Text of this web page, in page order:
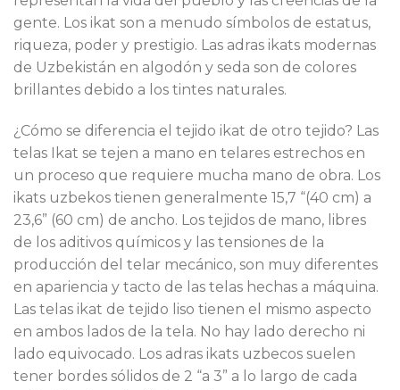
gente. Los ikat son a menudo símbolos de estatus,
riqueza, poder y prestigio. Las adras ikats modernas
de Uzbekistán en algodón y seda son de colores
brillantes debido a los tintes naturales.
¿Cómo se diferencia el tejido ikat de otro tejido? Las
telas Ikat se tejen a mano en telares estrechos en
un proceso que requiere mucha mano de obra. Los
ikats uzbekos tienen generalmente 15,7 “(40 cm) a
23,6” (60 cm) de ancho. Los tejidos de mano, libres
de los aditivos químicos y las tensiones de la
producción del telar mecánico, son muy diferentes
en apariencia y tacto de las telas hechas a máquina.
Las telas ikat de tejido liso tienen el mismo aspecto
en ambos lados de la tela. No hay lado derecho ni
lado equivocado. Los adras ikats uzbecos suelen
tener bordes sólidos de 2 “a 3” a lo largo de cada